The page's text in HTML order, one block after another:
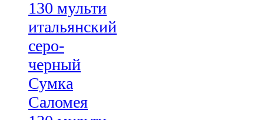
Сумка
Саломея